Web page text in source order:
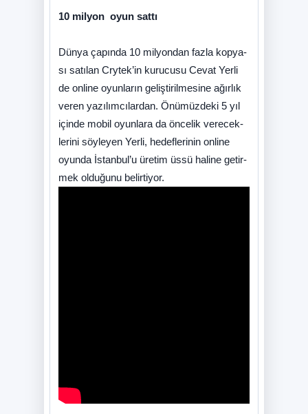
10 milyon oyun sattı
Dün­ya ça­pın­da 10 mil­yon­dan faz­la kop­ya­
sı sa­tı­lan Cryte­k’­in ku­ru­cu­su Ce­vat Yer­li
de on­li­ne oyun­la­rın ge­liş­ti­ril­me­si­ne ağır­lık
ve­ren ya­zı­lım­cı­lardan. Önü­müz­de­ki 5 yıl
için­de mo­bil oyun­la­ra da ön­ce­lik ve­re­cek­
le­ri­ni söy­le­yen Yer­li, he­def­le­ri­nin on­li­ne
oyun­da İs­tan­bu­l’­u üre­tim üs­sü ha­li­ne ge­tir­
mek ol­du­ğu­nu be­lir­ti­yor.